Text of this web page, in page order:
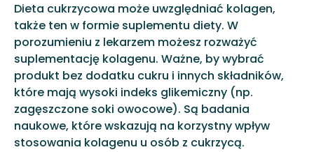
Dieta cukrzycowa może uwzględniać kolagen,
także ten w formie suplementu diety. W
porozumieniu z lekarzem możesz rozważyć
suplementację kolagenu. Ważne, by wybrać
produkt bez dodatku cukru i innych składników,
które mają wysoki indeks glikemiczny (np.
zagęszczone soki owocowe). Są badania
naukowe, które wskazują na korzystny wpływ
stosowania kolagenu u osób z cukrzycą.